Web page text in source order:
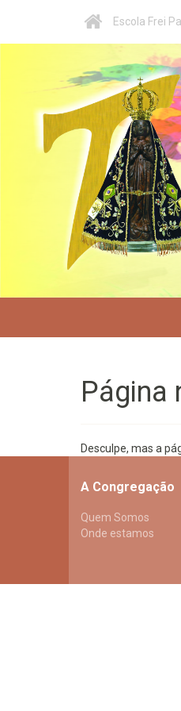
Escola Frei
Página
Desculpe, mas a
A Congregação
Quem Somos
Onde estamos